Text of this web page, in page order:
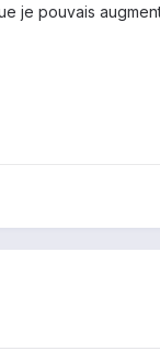
je pouvais